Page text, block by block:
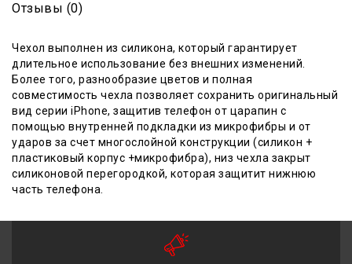
Отзывы (0)
Чехол выполнен из силикона, который гарантирует
длительное использование без внешних изменений.
Более того, разнообразие цветов и полная
совместимость чехла позволяет сохранить оригинальный
вид серии iPhone, защитив телефон от царапин с
помощью внутренней подкладки из микрофибры и от
ударов за счет многослойной конструкции (силикон +
пластиковый корпус +микрофибра), низ чехла закрыт
силиконовой перегородкой, которая защитит нижнюю
часть телефона.